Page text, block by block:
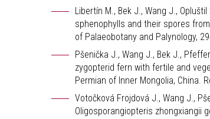
Libertín M., Bek J., Wang J.,
sphenophylls and their spores
of Palaeobotany and Palynology,
Pšenička J., Wang J., Bek J.,
zygopterid fern with fertile and
Permian of Inner Mongolia, China.
Votočková Frojdová J., Wang J.,
Oligosporangiopteris zhongxiangii